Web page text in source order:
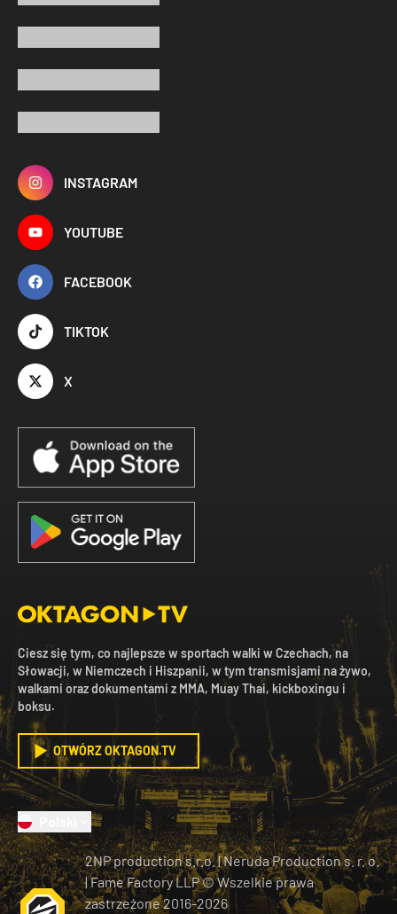
INSTAGRAM
YOUTUBE
FACEBOOK
TIKTOK
X
Ciesz się tym, co najlepsze w sportach walki w Czechach, na
Słowacji, w Niemczech i Hiszpanii, w tym transmisjami na żywo,
walkami oraz dokumentami z MMA, Muay Thai, kickboxingu i
boksu.
OTWÓRZ OKTAGON.TV
2NP production s.r.o.|Neruda Production s. r. o.
| Fame Factory LLP © Wszelkie prawa
zastrzeżone2016-2026